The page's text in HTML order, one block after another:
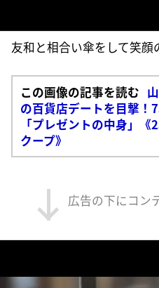
友和と相合い傘をして笑顔
この画像の記事を読む
の百貨店デートを目撃！
「プレゼントの中身」
クープ》
広告の下にコン